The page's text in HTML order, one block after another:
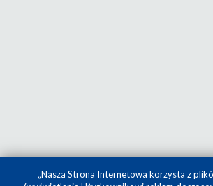
„Nasza Strona Internetowa korzysta z